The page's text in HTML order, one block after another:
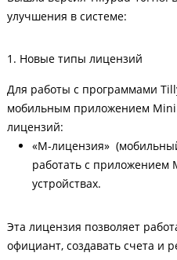
улучшения в системе:
1. Новые типы лицензий
Для работы с программами
мобильным приложением
лицензий:
«M-лицензия»
работать с приложением
устройствах.
Эта лицензия позволяет
официант, создавать счета и